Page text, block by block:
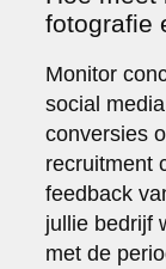
fotografie
Monitor
social
conversies
recruitment
feedback
jullie bedrijf
met de